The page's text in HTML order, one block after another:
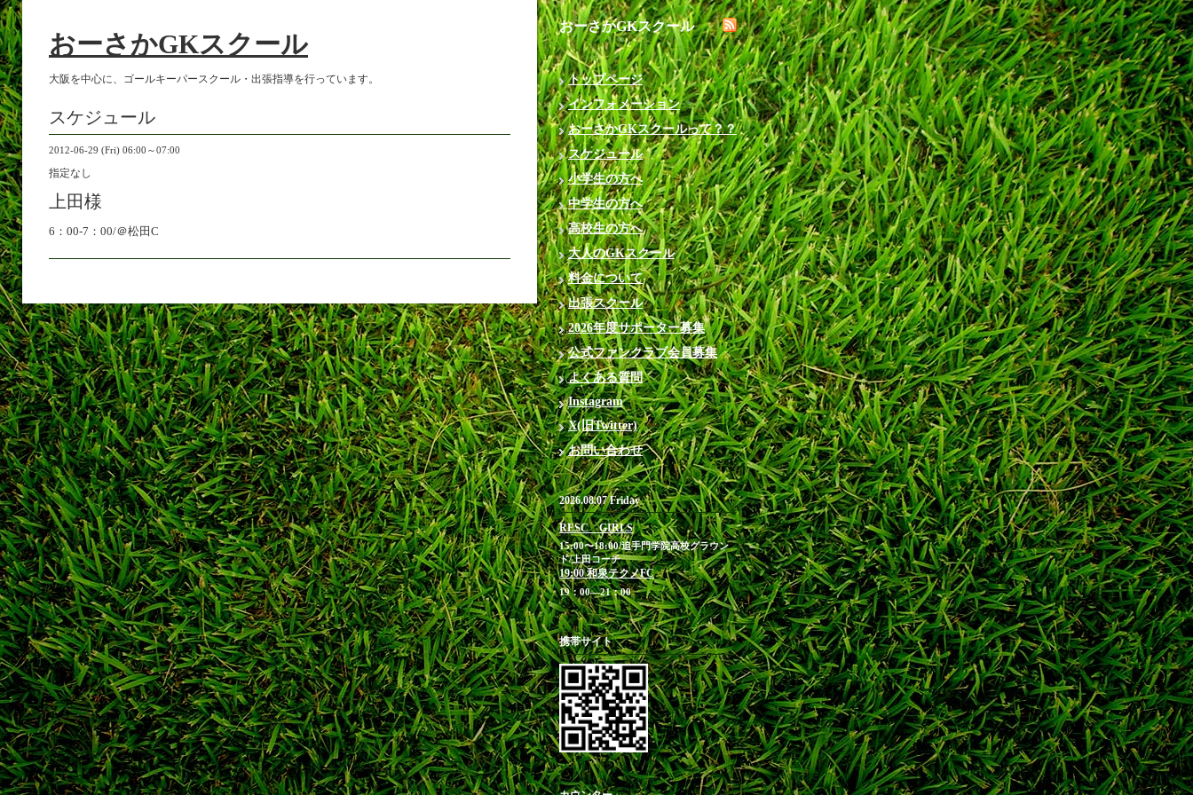
おーさかGKスクール
大阪を中心に、ゴールキーパースクール・出張指導を行っています。
スケジュール
2012-06-29 (Fri) 06:00～07:00
指定なし
上田様
6：00-7：00/＠松田C
おーさかGKスクール
トップページ
インフォメーション
おーさかGKスクールって？？
スケジュール
小学生の方へ
中学生の方へ
高校生の方へ
大人のGKスクール
料金について
出張スクール
2026年度サポーター募集
公式ファンクラブ会員募集
よくある質問
Instagram
X(旧Twitter)
お問い合わせ
2026.08.07 Friday
RESC GIRLS
15:00〜18:00/追手門学院高校グラウン
ド/上田コーチ
19:00 和泉テクノFC
19：00―21：00
携帯サイト